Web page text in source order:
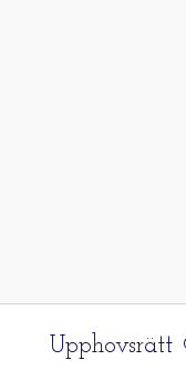
Upphovsrätt